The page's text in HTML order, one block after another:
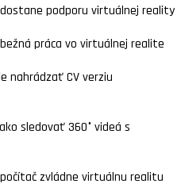
podporu virtuálnej reality
práca vo virtuálnej realite
nahrádzať CV verziu
sledovať 360° videá s
zvládne virtuálnu realitu